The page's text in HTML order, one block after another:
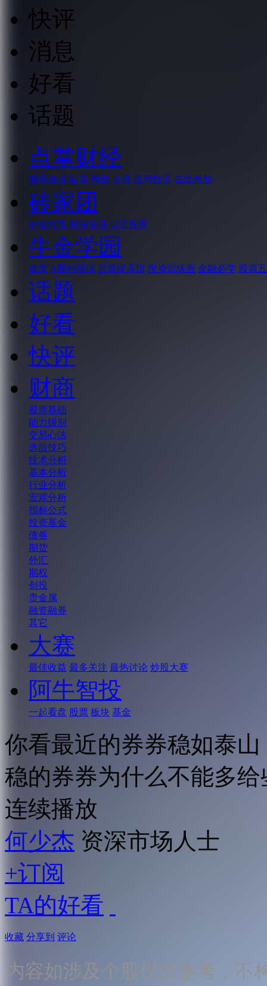
快评
消息
好看
话题
点掌财经
股票直播 回看 预告 点播 股市快讯 在线帮助
砖家团
说说股票 精品说说 认证砖家
牛金学园
首页 A股特战课 股票提高班 投资训练营 金融必学 股票
话题
好看
快评
财商
股票基础
能力级别
交易心法
选股技巧
技术分析
基本分析
行业分析
宏观分析
指标公式
投资基金
债券
期货
外汇
期权
创投
贵金属
融资融券
其它
大赛
最佳收益 最多关注 最热讨论 炒股大赛
阿牛智投
一起看盘 股票 板块 基金
你看最近的券券稳如泰
稳的券券为什么不能多给
连续播放
何少杰 资深市场人士
+订阅
TA的好看
收藏 分享到 评论
内容如涉及个股仅供参考，